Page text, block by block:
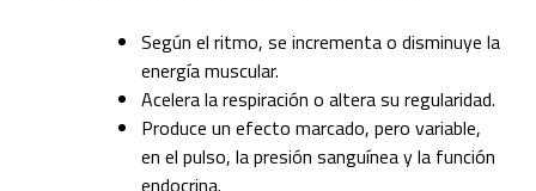
Según el ritmo, se incrementa o disminuye la
energía muscular.
Acelera la respiración o altera su regularidad.
Produce un efecto marcado, pero variable,
en el pulso, la presión sanguínea y la función
endocrina.